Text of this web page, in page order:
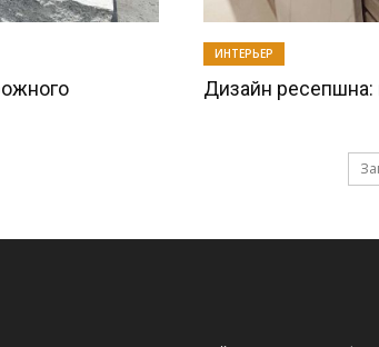
ИНТЕРЬЕР
Дизайн